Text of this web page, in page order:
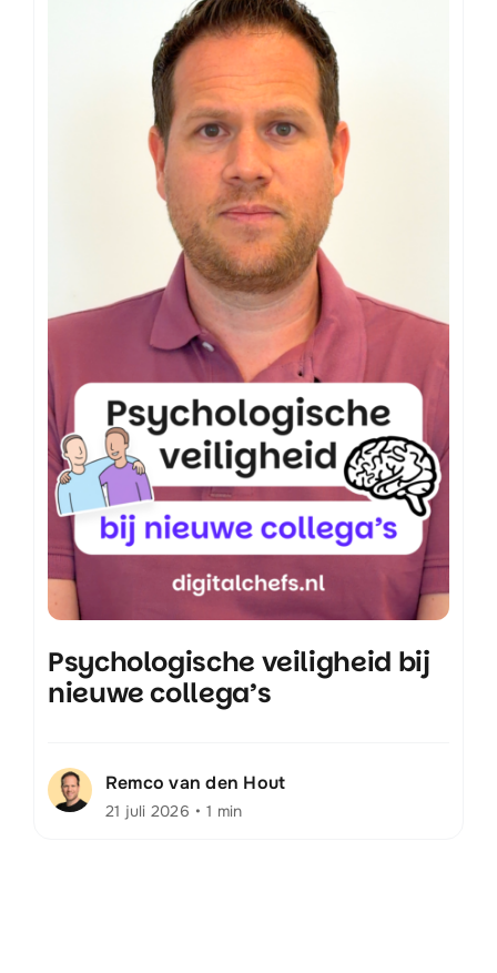
Psychologische veiligheid bij
nieuwe collega’s
Remco van den Hout
21 juli 2026 • 1 min